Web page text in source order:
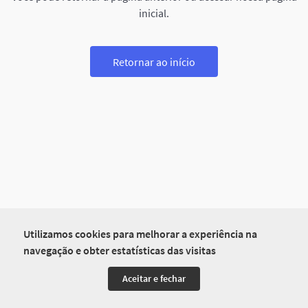
Utilizamos cookies para melhorar a experiência na
navegação e obter estatísticas das visitas
Aceitar e fechar
inicial.
Retornar ao início